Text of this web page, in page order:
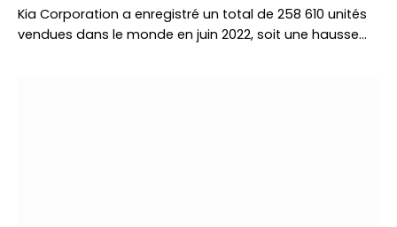
Kia Corporation a enregistré un total de 258 610 unités
vendues dans le monde en juin 2022, soit une hausse…